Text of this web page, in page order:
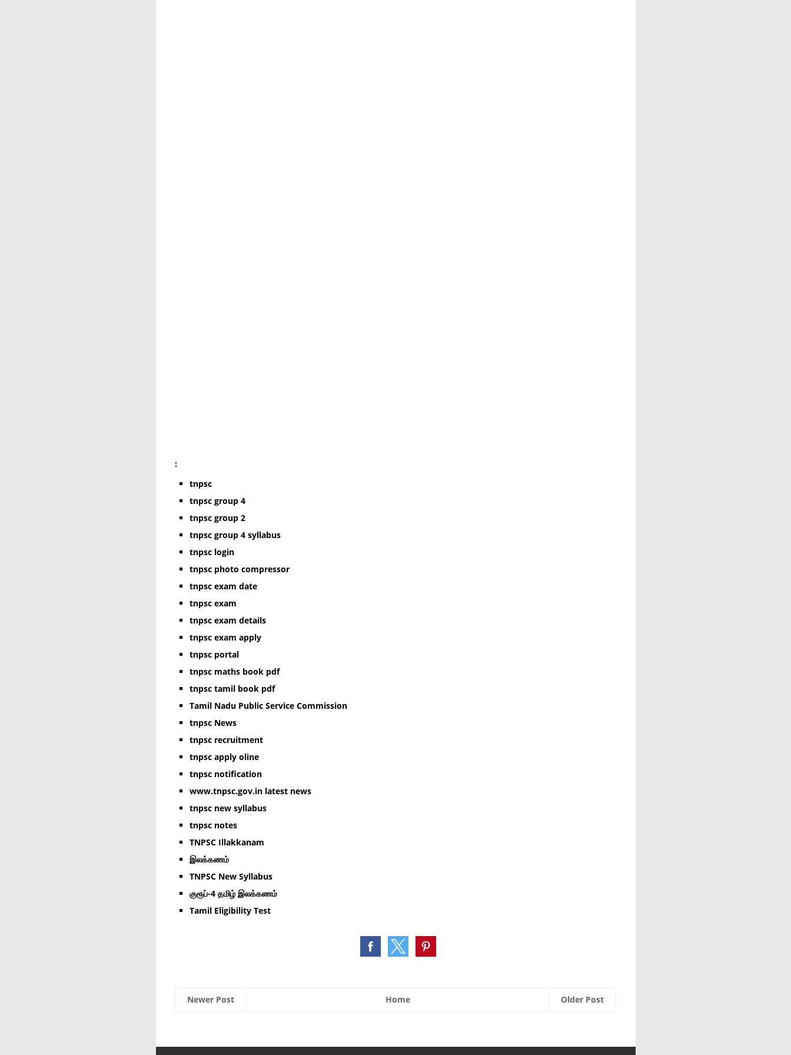
:
tnpsc
tnpsc group 4
tnpsc group 2
tnpsc group 4 syllabus
tnpsc login
tnpsc photo compressor
tnpsc exam date
tnpsc exam
tnpsc exam details
tnpsc exam apply
tnpsc portal
tnpsc maths book pdf
tnpsc tamil book pdf
Tamil Nadu Public Service Commission
tnpsc News
tnpsc recruitment
tnpsc apply oline
tnpsc notification
www.tnpsc.gov.in latest news
tnpsc new syllabus
tnpsc notes
TNPSC Illakkanam
இலக்கணம்
TNPSC New Syllabus
குரூப்-4 தமிழ் இலக்கணம்
Tamil Eligibility Test
Newer Post Older Post
Home